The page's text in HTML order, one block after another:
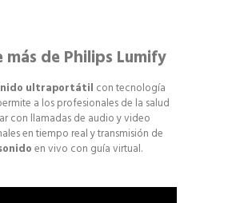
más de Philips Lumify
ultraportátil con tecnología
a los profesionales de la salud
con llamadas de audio y video
en tiempo real y transmisión de
en vivo con guía virtual.